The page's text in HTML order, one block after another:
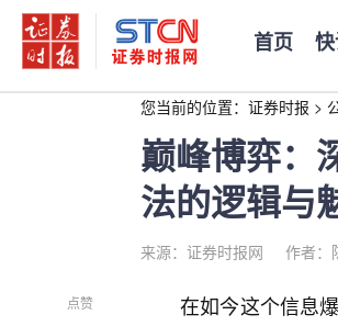
首页
您当前的位置： 证券时报 >
巅峰博弈：
法的逻辑与
来源：证券时报网 作者：
点赞
在如今这个信息